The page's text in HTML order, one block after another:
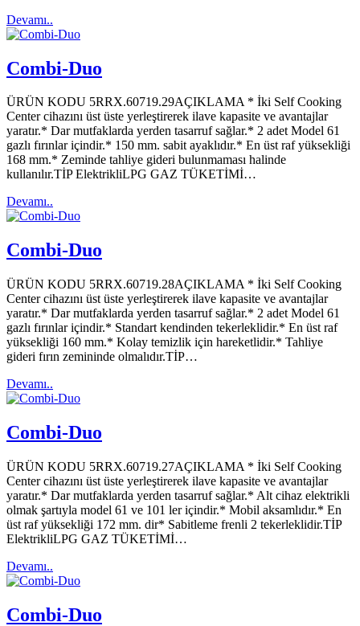
Devamı..
Combi-Duo
ÜRÜN KODU 5RRX.60719.29AÇIKLAMA * İki Self Cooking
Center cihazını üst üste yerleştirerek ilave kapasite ve avantajlar
yaratır.* Dar mutfaklarda yerden tasarruf sağlar.* 2 adet Model 61
gazlı fırınlar içindir.* 150 mm. sabit ayaklıdır.* En üst raf yüksekliği
168 mm.* Zeminde tahliye gideri bulunmaması halinde
kullanılır.TİP ElektrikliLPG GAZ TÜKETİMİ…
Devamı..
Combi-Duo
ÜRÜN KODU 5RRX.60719.28AÇIKLAMA * İki Self Cooking
Center cihazını üst üste yerleştirerek ilave kapasite ve avantajlar
yaratır.* Dar mutfaklarda yerden tasarruf sağlar.* 2 adet Model 61
gazlı fırınlar içindir.* Standart kendinden tekerleklidir.* En üst raf
yüksekliği 160 mm.* Kolay temizlik için hareketlidir.* Tahliye
gideri fırın zemininde olmalıdır.TİP…
Devamı..
Combi-Duo
ÜRÜN KODU 5RRX.60719.27AÇIKLAMA * İki Self Cooking
Center cihazını üst üste yerleştirerek ilave kapasite ve avantajlar
yaratır.* Dar mutfaklarda yerden tasarruf sağlar.* Alt cihaz elektrikli
olmak şartıyla model 61 ve 101 ler içindir.* Mobil aksamlıdır.* En
üst raf yüksekliği 172 mm. dir* Sabitleme frenli 2 tekerleklidir.TİP
ElektrikliLPG GAZ TÜKETİMİ…
Devamı..
Combi-Duo